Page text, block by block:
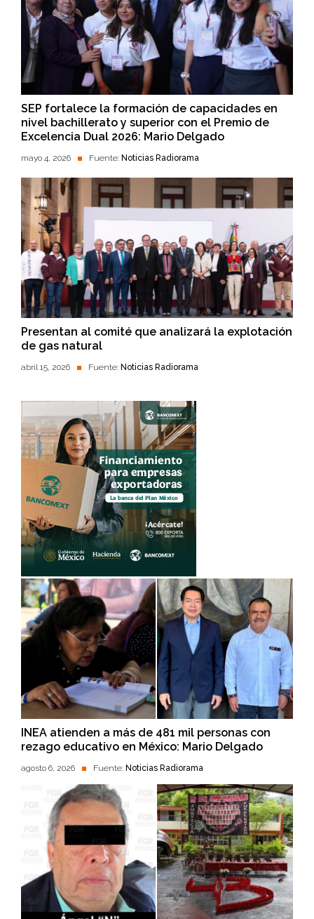
SEP fortalece la formación de capacidades en
nivel bachillerato y superior con el Premio de
Excelencia Dual 2026: Mario Delgado
mayo 4, 2026 Fuente: Noticias Radiorama
Presentan al comité que analizará la explotación
de gas natural
abril 15, 2026 Fuente: Noticias Radiorama
INEA atienden a más de 481 mil personas con
rezago educativo en México: Mario Delgado
agosto 6, 2026 Fuente: Noticias Radiorama